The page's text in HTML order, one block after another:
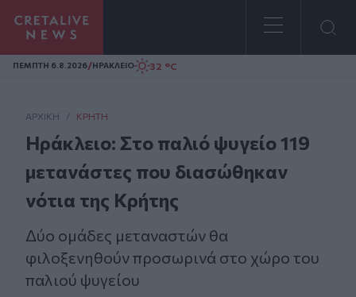
Homepage
ΠΕΜΠΤΗ 6.8.2026/ΗΡΑΚΛΕΙΟ 32 °C
ΑΡΧΙΚΗ / ΚΡΉΤΗ
Ηράκλειο: Στο παλιό ψυγείο 119
μετανάστες που διασώθηκαν
νότια της Κρήτης
Δύο ομάδες μεταναστών θα
φιλοξενηθούν προσωρινά στο χώρο του
παλιού ψυγείου